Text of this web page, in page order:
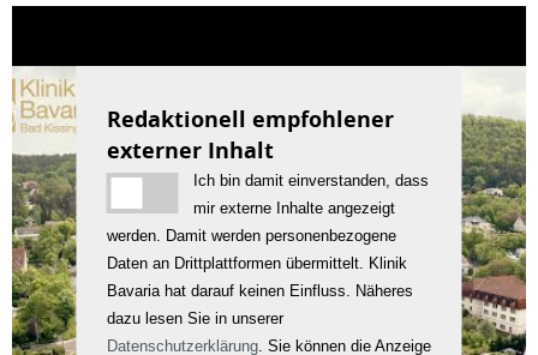
Redaktionell empfohlener
externer Inhalt
Ich bin damit einverstanden, dass
mir externe Inhalte angezeigt
werden. Damit werden personenbezogene
Daten an Drittplattformen übermittelt. Klinik
Bavaria hat darauf keinen Einfluss. Näheres
dazu lesen Sie in unserer
Datenschutzerklärung. Sie können die Anzeige